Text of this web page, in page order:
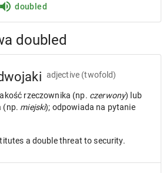
doubled
doubled
adjective (twofold)
rzeczownika (np. czerwony) lub
(np. miejski); odpowiada na pytanie
a double threat to security.